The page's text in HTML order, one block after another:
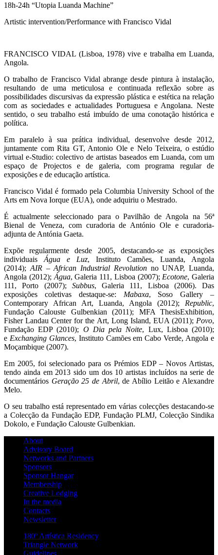
18h-24h “Utopia Luanda Machine”
Artistic intervention/Performance with Francisco Vidal
FRANCISCO VIDAL (Lisboa, 1978) vive e trabalha em Luanda,
Angola.
O trabalho de Francisco Vidal abrange desde pintura à instalação,
resultando de uma meticulosa e continuada reflexão sobre as
possibilidades discursivas da expressão plástica e estética na relação
com as sociedades e actualidades Portuguesa e Angolana. Neste
sentido, o seu trabalho está imbuído de uma conotação histórica e
política.
Em paralelo à sua prática individual, desenvolve desde 2012,
juntamente com Rita GT, Antonio Ole e Nelo Teixeira, o estúdio
virtual e-Studio: colectivo de artistas baseados em Luanda, com um
espaço de Projectos e de galeria, com programa regular de
exposições e de educação artística.
Francisco Vidal é formado pela Columbia University School of the
Arts em Nova Iorque (EUA), onde adquiriu o Mestrado.
É actualmente seleccionado para o Pavilhão de Angola na 56ª
Bienal de Veneza, com curadoria de António Ole e curadoria-
adjunta de Antónia Gaeta.
Expõe regularmente desde 2005, destacando-se as exposições
individuais Água e Luz, Instituto Camões, Luanda, Angola
(2014); AIR – African Industrial Revolutionno UNAP, Luanda,
Angola (2012); Água, Galeria 111, Lisboa (2007); Ecotone, Galeria
111, Porto (2007); Subbus, Galeria 111, Lisboa (2006). Das
exposições coletivas destaque-se: Mabaxa, Soso Gallery –
Contemporary African Art, Luanda, Angola (2012); Republic,
Fundação Calouste Gulbenkian (2011); MFA ThesisExhibition,
Fisher Landau Center for the Art, Long Island, EUA (2011); Povo,
Fundação EDP (2010); O Dia pela Noite, Lux, Lisboa (2010);
e Exchanging Glances, Instituto Camões em Cabo Verde, Angola e
Moçambique (2007).
Em 2005, foi selecionado para os Prémios EDP – Novos Artistas,
tendo ainda em 2013 sido um dos 10 artistas incluídos na serie de
documentários Geração 25 de Abril, de Abílio Leitão e Alexandre
Melo.
O seu trabalho está representado em várias colecções destacando-se
a Colecção da Fundação EDP, Fundação PLMJ, Colecção Sindika
Dokolo, e Fundação Calouste Gulbenkian.
About
Advisory Board
Networks and Partners
Sponsors
Sponsor Hangar
Membership
Creative Lodging
In the media
Contacts
Newsletter
180º Artística Residency
Triangle Network
Guidelines